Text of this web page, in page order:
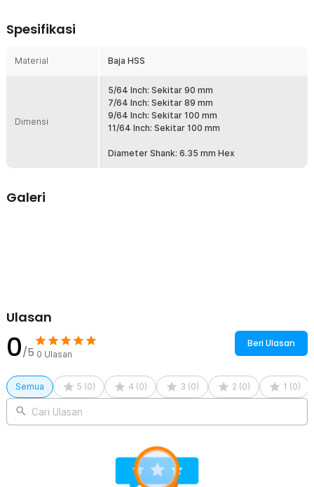
9/64 Inch, 11/64 Inch. Dengan ukuran yang beragam membantu
lakukan lebih presisi.
Mata bor ini sangat cocok untuk pekerjaan mengebor kayu, plastik,
aluminium, dan pelat. Sangat berguna untuk Anda yang memiliki
pekerjaan di bidang pertukangan agar pekerjaan Anda jadi lebih
mudah.
awet untuk penggunaan jangka panjang.
Spesifikasi
Material Baja HSS
Dimensi
5/64 Inch: Sekitar 90 mm
7/64 Inch: Sekitar 89 mm
9/64 Inch: Sekitar 100 mm
11/64 Inch: Sekitar 100 mm
Diameter Shank: 6.35 mm Hex
Galeri
Ulasan
0/5 0 Ulasan
Beri Ulasan
Semua 5 (0) 4 (0) 3 (0) 2 (0) 1 (0)
Cari Ulasan